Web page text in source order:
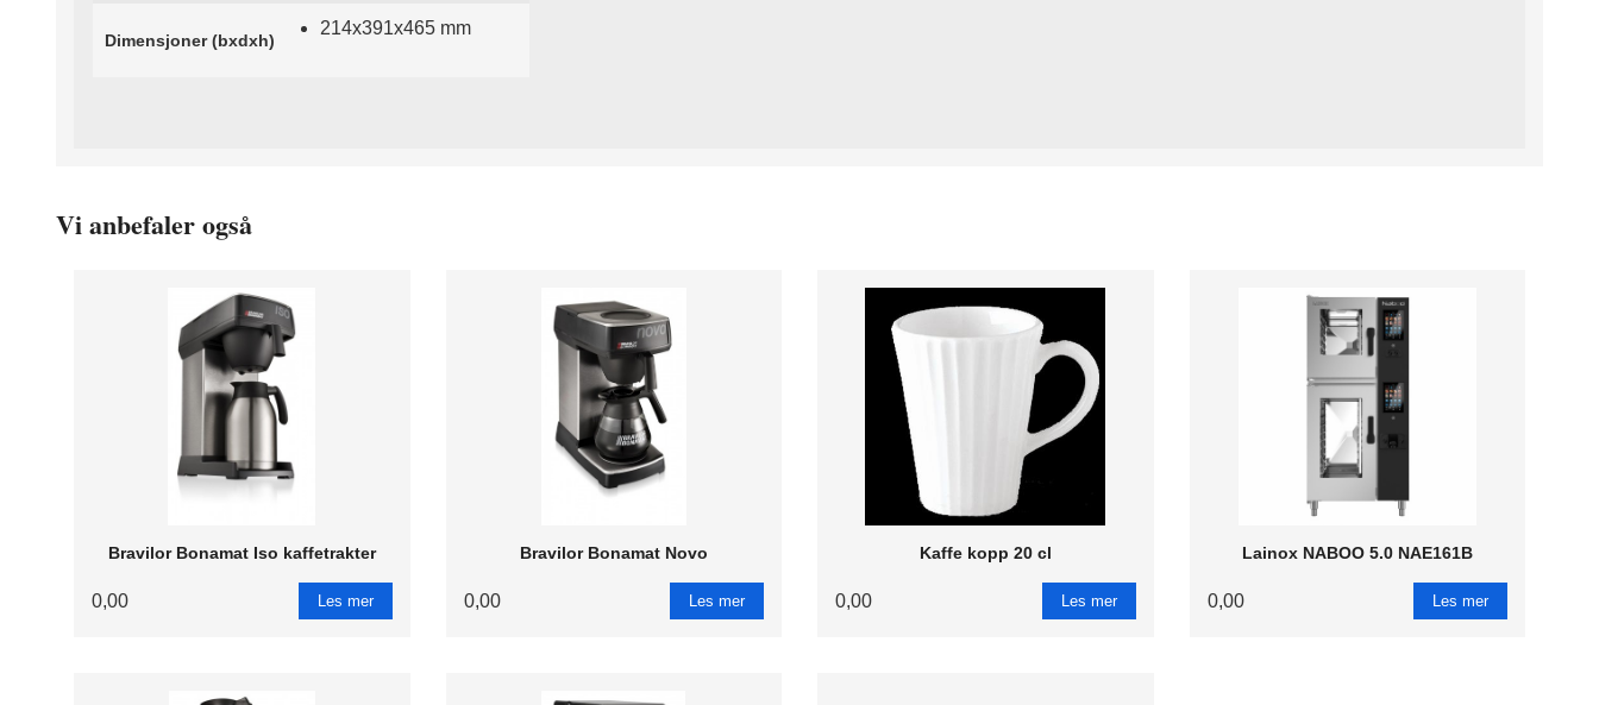
Dimensjoner (bxdxh)
214x391x465 mm
Vi anbefaler også
Bravilor Bonamat Iso kaffetrakter
0,00 Les mer
Bravilor Bonamat Novo
0,00 Les mer
Kaffe kopp 20 cl
0,00 Les mer
Lainox NABOO 5.0 NAE161B
0,00 Les mer